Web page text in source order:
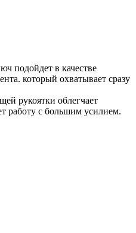
подойдет в качестве
который охватывает сразу
рукоятки облегчает
работу с большим усилием.